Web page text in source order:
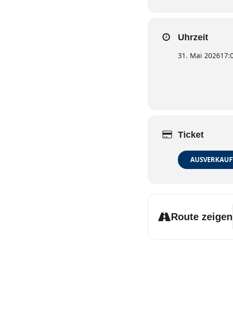
Uhrzeit
31. Mai 2026
Ticket
Route zeigen